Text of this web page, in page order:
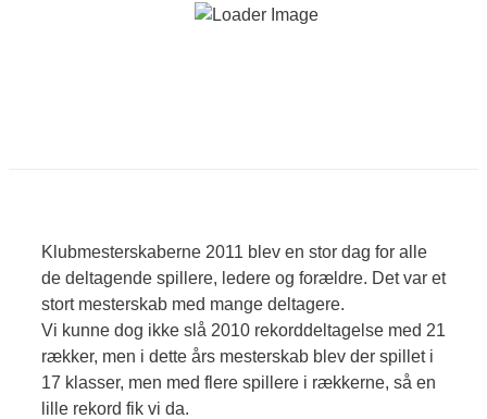
Klubmesterskaberne 2011 blev en stor dag for alle
de deltagende spillere, ledere og forældre. Det var et
stort mesterskab med mange deltagere.
Vi kunne dog ikke slå 2010 rekorddeltagelse med 21
rækker, men i dette års mesterskab blev der spillet i
17 klasser, men med flere spillere i rækkerne, så en
lille rekord fik vi da.